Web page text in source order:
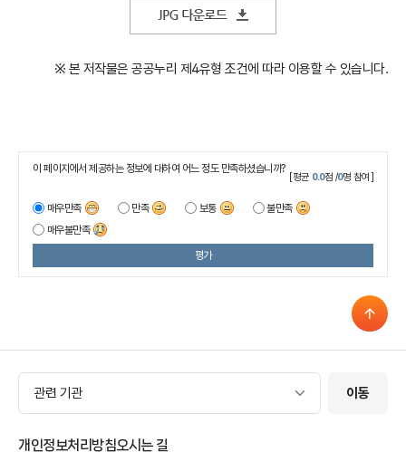
※ 본 저작물은 공공누리 제4유형 조건에 따라 이용할 수 있습니다.
이 페이지에서 제공하는 정보에 대하여 어느 정도 만족하셨습니까?
[평균 0.0점 /0명 참여]
매우만족 만족 보통
불만족
매우불만족
평가
관련 기관
관련 기관 이동
개인정보처리방침오시는 길